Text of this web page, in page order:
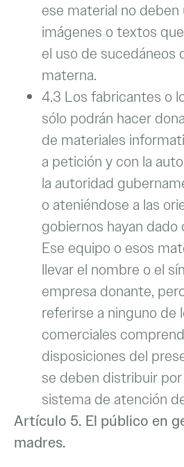
ese material no deben
imágenes o textos
el uso de sucedáneos
materna.
4.3 Los fabricantes o
sólo podrán hacer
de materiales
a petición y con la
la autoridad
o ateniéndose a las
gobiernos hayan dado
Ese equipo o esos
llevar el nombre o el
empresa donante,
referirse a ninguno de
comerciales
disposiciones del
se deben distribuir
sistema de atención
Artículo 5. El público en
madres.